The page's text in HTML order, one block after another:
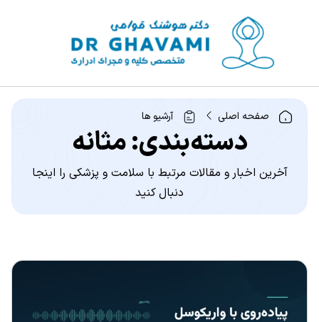
صفحه اصلی آرشیو ها
دسته‌بندی: مثانه
آخرین اخبار و مقالات مرتبط با سلامت و پزشکی را اینجا
دنبال کنید